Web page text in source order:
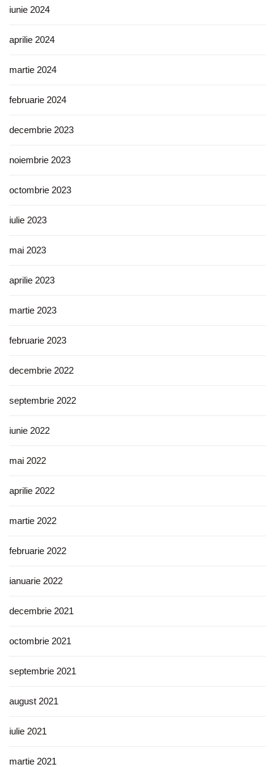
iunie 2024
aprilie 2024
martie 2024
februarie 2024
decembrie 2023
noiembrie 2023
octombrie 2023
iulie 2023
mai 2023
aprilie 2023
martie 2023
februarie 2023
decembrie 2022
septembrie 2022
iunie 2022
mai 2022
aprilie 2022
martie 2022
februarie 2022
ianuarie 2022
decembrie 2021
octombrie 2021
septembrie 2021
august 2021
iulie 2021
martie 2021